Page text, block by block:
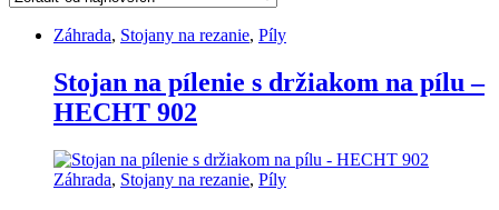
Záhrada, Stojany na rezanie, Píly
Stojan na pílenie s držiakom na pílu –
HECHT 902
Záhrada, Stojany na rezanie, Píly